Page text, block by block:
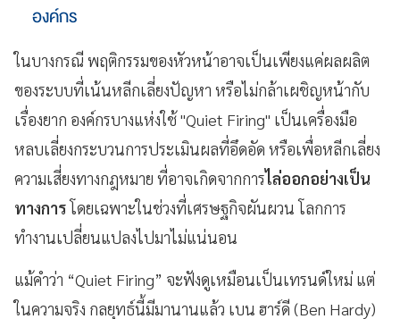
องค์กร
ในบางกรณี พฤติกรรมของหัวหน้าอาจเป็นเพียงแค่ผลผลิต
ของระบบที่เน้นหลีกเลี่ยงปัญหา หรือไม่กล้าเผชิญหน้ากับ
เรื่องยาก องค์กรบางแห่งใช้ "Quiet Firing" เป็นเครื่องมือ
หลบเลี่ยงกระบวนการประเมินผลที่อึดอัด หรือเพื่อหลีกเลี่ยง
ความเสี่ยงทางกฎหมาย ที่อาจเกิดจากการไล่ออกอย่างเป็น
ทางการโดยเฉพาะในช่วงที่เศรษฐกิจผันผวน โลกการ
ทำงานเปลี่ยนแปลงไปมาไม่แน่นอน
แม้คำว่า “Quiet Firing” จะฟังดูเหมือนเป็นเทรนด์ใหม่ แต่
ในความจริง กลยุทธ์นี้มีมานานแล้ว เบน ฮาร์ดี (Ben Hardy)